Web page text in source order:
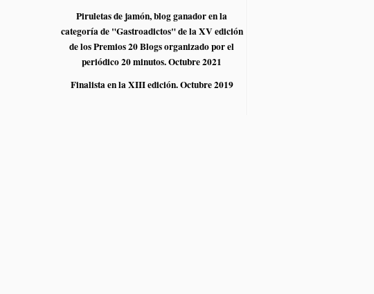
Piruletas de jamón, blog ganador en la
categoría de "Gastroadictos" de la XV edición
de los Premios 20 Blogs organizado por el
periódico 20 minutos. Octubre 2021
Finalista en la XIII edición. Octubre 2019